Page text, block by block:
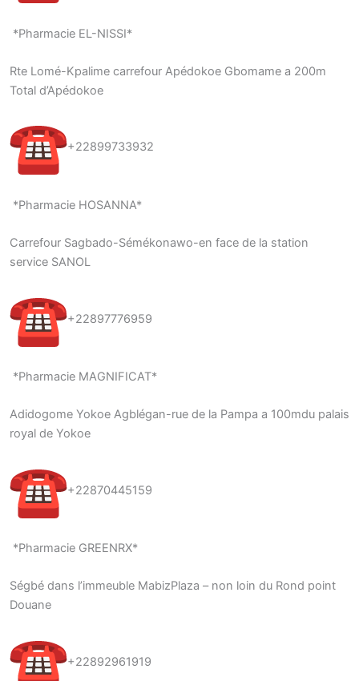
*Pharmacie EL-NISSI*
Rte Lomé-Kpalime carrefour Apédokoe Gbomame a 200m
Total d’Apédokoe
+22899733932
*Pharmacie HOSANNA*
Carrefour Sagbado-Sémékonawo-en face de la station
service SANOL
+22897776959
*Pharmacie MAGNIFICAT*
Adidogome Yokoe Agblégan-rue de la Pampa a 100mdu palais
royal de Yokoe
+22870445159
*Pharmacie GREENRX*
Ségbé dans l’immeuble MabizPlaza – non loin du Rond point
Douane
+22892961919